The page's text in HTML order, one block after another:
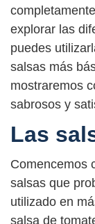
explorar las
puedes
salsas más
mostraremos
sabrosos y
Las
Comencemos
salsas que
utilizado en
salsa de